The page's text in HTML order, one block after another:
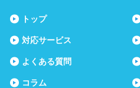
トップ
対応サービス
よくある質問
コラム